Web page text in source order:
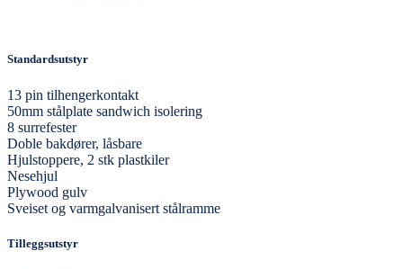
Standardsutstyr
13 pin tilhengerkontakt
50mm stålplate sandwich isolering
8 surrefester
Doble bakdører, låsbare
Hjulstoppere, 2 stk plastkiler
Nesehjul
Plywood gulv
Sveiset og varmgalvanisert stålramme
Tilleggsutstyr